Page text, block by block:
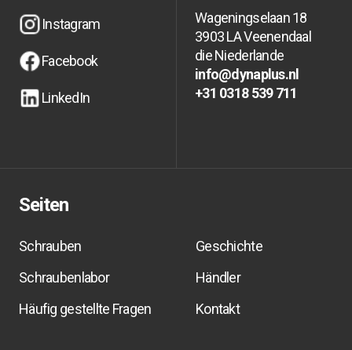
Instagram
Instagram
Instagram
Facebook
Facebook
Facebook
LinkedIn
Wageningselaan 18
3903 LA Veenendaal
die Niederlande
info@dynaplus.nl
info@dynaplus.nl
info@dynaplus.nl
+31 0318 539 711
Seiten
Schrauben
Geschichte
Schraubenlabor
Händler
Häufig gestellte Fragen
Kontakt